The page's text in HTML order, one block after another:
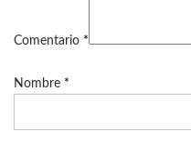
Comentario *
Nombre *